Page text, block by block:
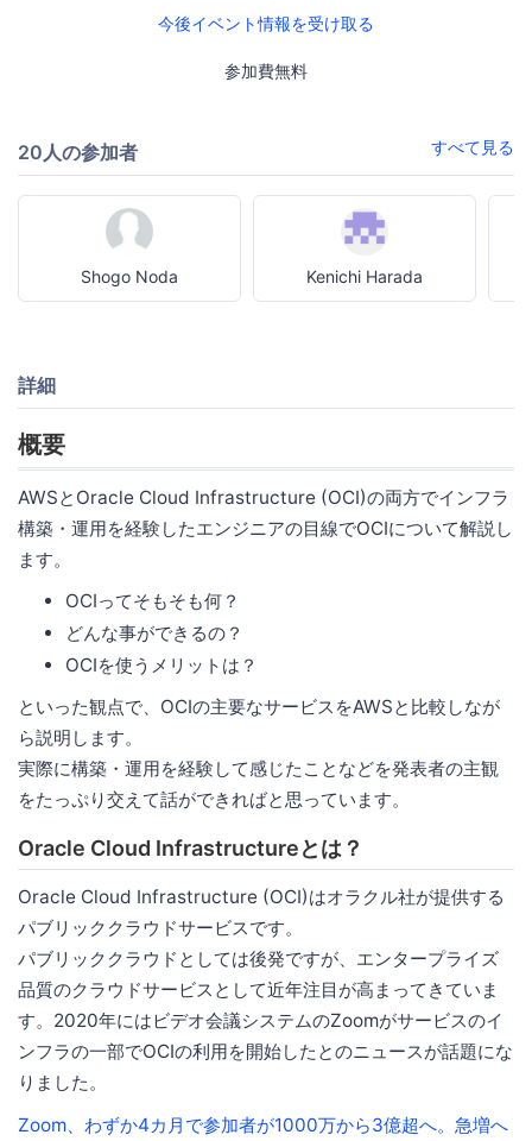
今後イベント情報を受け取る
参加費無料
20人の参加者 すべて見る
Shogo Noda Kenichi Harada
詳細
概要
AWSとOracle Cloud Infrastructure (OCI)の両方でインフラ
構築・運用を経験したエンジニアの目線でOCIについて解説し
ます。
OCIってそもそも何？
どんな事ができるの？
OCIを使うメリットは？
といった観点で、OCIの主要なサービスをAWSと比較しなが
ら説明します。
実際に構築・運用を経験して感じたことなどを発表者の主観
をたっぷり交えて話ができればと思っています。
Oracle Cloud Infrastructureとは？
Oracle Cloud Infrastructure (OCI)はオラクル社が提供する
パブリッククラウドサービスです。
パブリッククラウドとしては後発ですが、エンタープライズ
品質のクラウドサービスとして近年注目が高まってきていま
す。2020年にはビデオ会議システムのZoomがサービスのイ
ンフラの一部でOCIの利用を開始したとのニュースが話題にな
りました。
Zoom、わずか4カ月で参加者が1000万から3億超へ。急増へ